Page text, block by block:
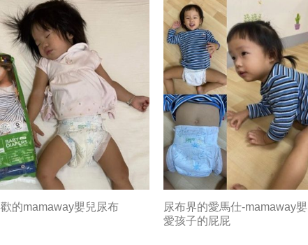
的mamaway嬰兒尿布
尿布界的愛馬仕-mamaway
愛孩子的屁屁